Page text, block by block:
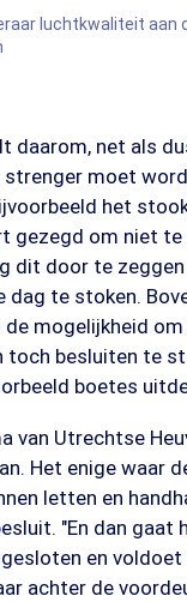
luchtkwaliteit aan
daarom, net als
strenger moet
het
gezegd om niet
dit door te
dag te stoken.
mogelijkheid
toch besluiten te
boetes
van Utrechtse
Het enige waar
letten en
"En dan gaat
en voldoet
achter de